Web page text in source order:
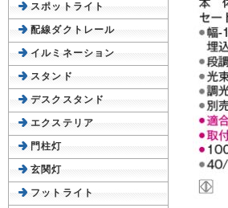
スポットライト
配線ダクトレール
イルミネーション
スタンド
デスクスタンド
エクステリア
門柱灯
玄関灯
フットライト